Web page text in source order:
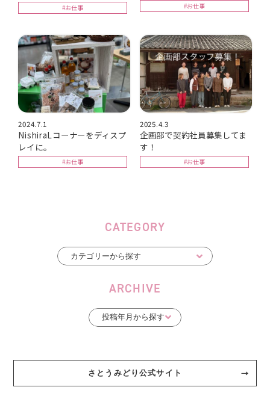
#お仕事 #お仕事
2024.7.1
NishiraLコーナーをディスプ
レイに。
#お仕事
2025.4.3
企画部で契約社員募集してま
す！
#お仕事
CATEGORY
ARCHIVE
さとうみどり公式サイト